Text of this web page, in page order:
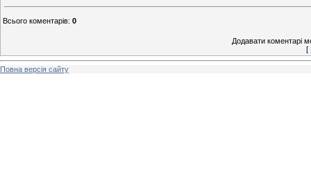
Всього коментарів: 0
Додавати коментарі
[
Повна версія сайту